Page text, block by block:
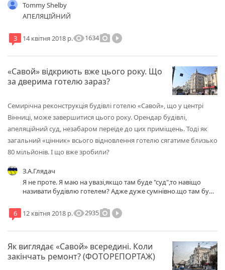
Tommy Shelby
АПЕЛЯЦІЙНИЙ
3 14 квітня 2018 р.visibility1634photo_cameraplay_circle_filled
«Cавой» відкриють вже цього року. Що
за дверима готелю зараз?
Семирічна реконструкція будівлі готелю «Савой», що у центрі
Вінниці, може завершитися цього року. Орендар будівлі,
апеляційний суд, незабаром переїде до цих приміщень. Тоді як
загальний «цінник» всього відновлення готелю сягатиме близько
80 мільйонів. І що вже зробили?
З.А.Глядач
Я не проте. Я маю на увазі,якщо там буде "суд",то навіщо
називати будівлю готелем? Адже дуже сумнівно.що там буде
речі,а це не забагато,ТАКЕ приміщення для такої "організації"?
І чому б цьому "судові" на залишатися там.де він є зараз?
6 12 квітня 2018 р.visibility2935photo_cameraplay_circle_filled
Як виглядає «Савой» всередині. Коли
закінчать ремонт? (ФОТОРЕПОРТАЖ)